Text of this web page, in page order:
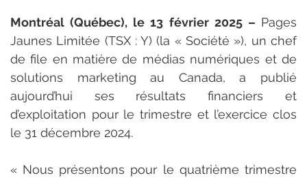
Montréal (Québec), le 13 février 2025 – Pages
Jaunes Limitée (TSX : Y) (la « Société »), un chef
de file en matière de médias numériques et de
solutions marketing au Canada, a publié
aujourd’hui ses résultats financiers et
d’exploitation pour le trimestre et l’exercice clos
le 31 décembre 2024.
« Nous présentons pour le quatrième trimestre